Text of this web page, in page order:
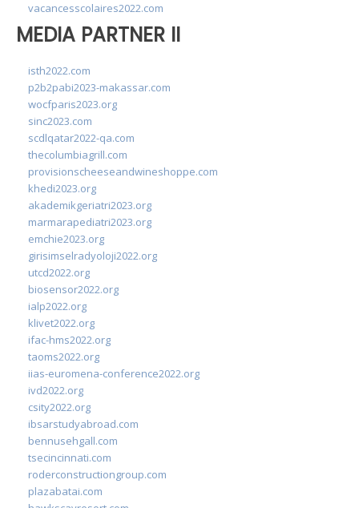
vacancesscolaires2022.com
MEDIA PARTNER II
isth2022.com
p2b2pabi2023-makassar.com
wocfparis2023.org
sinc2023.com
scdlqatar2022-qa.com
thecolumbiagrill.com
provisionscheeseandwineshoppe.com
khedi2023.org
akademikgeriatri2023.org
marmarapediatri2023.org
emchie2023.org
girisimselradyoloji2022.org
utcd2022.org
biosensor2022.org
ialp2022.org
klivet2022.org
ifac-hms2022.org
taoms2022.org
iias-euromena-conference2022.org
ivd2022.org
csity2022.org
ibsarstudyabroad.com
bennusehgall.com
tsecincinnati.com
roderconstructiongroup.com
plazabatai.com